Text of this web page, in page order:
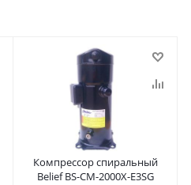
Компрессор спиральный
Belief BS-CM-2000X-E3SG